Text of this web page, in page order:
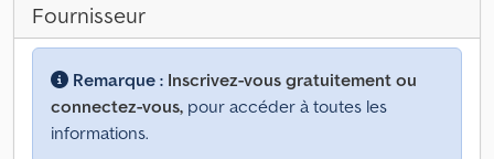
Fournisseur
Remarque : Inscrivez-vous gratuitement ou
connectez-vous, pour accéder à toutes les
informations.